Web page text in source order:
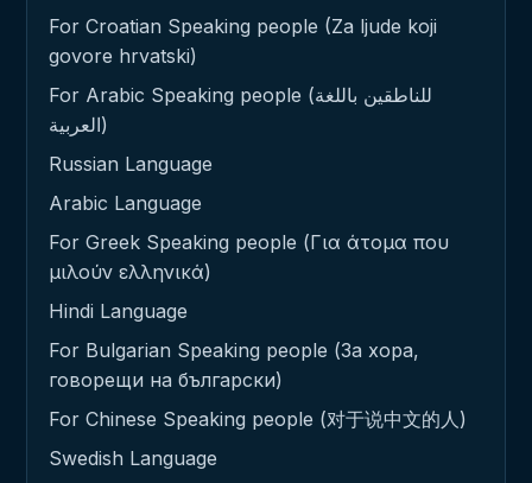
For Croatian Speaking people (Za ljude koji
govore hrvatski)
For Arabic Speaking people (للناطقين باللغة
العربية)
Russian Language
Arabic Language
For Greek Speaking people (Για άτομα που
μιλούν ελληνικά)
Hindi Language
For Bulgarian Speaking people (За хора,
говорещи на български)
For Chinese Speaking people (对于说中文的人)
Swedish Language